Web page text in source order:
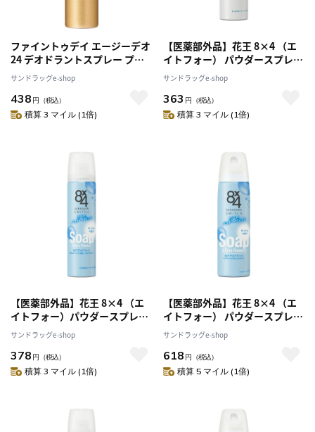
ファイントゥデイ エージーデオ
24 デオドラントスプレー プレ
ミアム 無香性 S
サンドラッグe-shop
438 円 （税込）
積算 3 マイル (1倍)
【医薬部外品】花王 8×4 （エ
イトフォー） パウダースプレー
無香料 50g
サンドラッグe-shop
363 円 （税込）
積算 3 マイル (1倍)
【医薬部外品】花王 8×4 （エ
イトフォー）パウダースプレー
サンドラッグe-shop
378 円 （税込）
積算 3 マイル (1倍)
【医薬部外品】花王 8×4 （エ
イトフォー） パウダースプレー
せっけん 150g
サンドラッグe-shop
618 円 （税込）
積算 5 マイル (1倍)